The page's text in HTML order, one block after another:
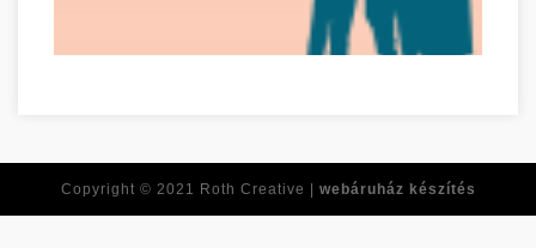
Copyright © 2021 Roth Creative | webáruház készítés